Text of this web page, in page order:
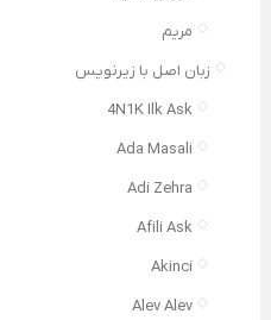
مریم
زبان اصل با زیرنویس
4N1K Ilk Ask
Ada Masali
Adi Zehra
Afili Ask
Akinci
Alev Alev